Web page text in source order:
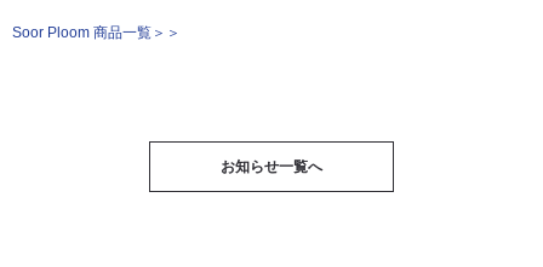
Soor Ploom 商品一覧＞＞
お知らせ一覧へ